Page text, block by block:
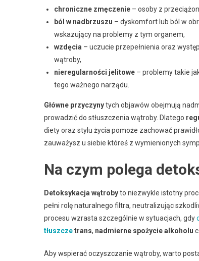
chroniczne zmęczenie – osoby z
ból w nadbrzuszu – dyskomfort lub ból w
wskazujący na problemy z tym organem,
wzdęcia – uczucie przepełnienia oraz
wątroby,
nieregularności jelitowe – problemy takie
tego ważnego narządu.
Główne przyczynytych objawów obejmują
prowadzić do stłuszczenia wątroby. Dlatego
diety oraz stylu życia pomoże zachować
zauważysz u siebie któreś z wymienionych
Na czym polega
Detoksykacja wątrobyto niezwykle istotny
pełni rolę naturalnego filtra, neutralizując
procesu wzrasta szczególnie w sytuacjach, gdy
tłuszczetrans, nadmierne spożycie alkoholu
Aby wspierać oczyszczanie wątroby, warto